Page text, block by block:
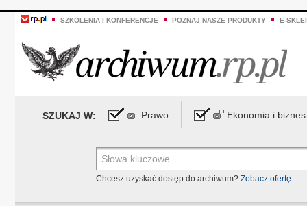
SZKOLENIA I KONFERENCJE POZNAJ NASZE PRODUKTY E-
SZUKAJ W: Prawo Ekonomia i biznes
Chcesz uzyskać dostęp do archiwum? Zobacz ofertę